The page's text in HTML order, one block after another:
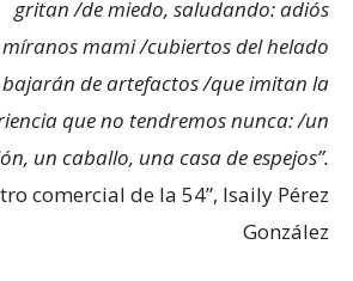
gritan /de miedo, saludando: adiós
míranos mami /cubiertos del helado
bajarán de artefactos /que imitan la
que no tendremos nunca: /un
un caballo, una casa de espejos”.
comercial de la 54”, Isaily Pérez
González